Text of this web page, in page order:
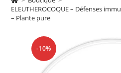
ELEUTHEROCOQUE – Défenses
– Plante pure
-10%